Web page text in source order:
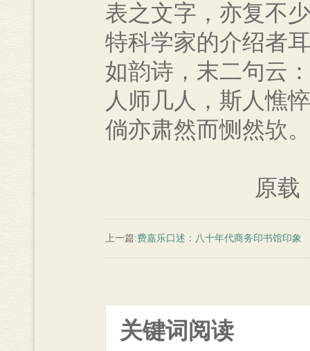
表之文字，亦复不
特科学家的介绍者
如韵诗，末二句云
人师几人，斯人憔
倘亦肃然而恻然欤。
原载
上一篇:费嘉乐口述：八十年代商务印书馆印象
关键词阅读